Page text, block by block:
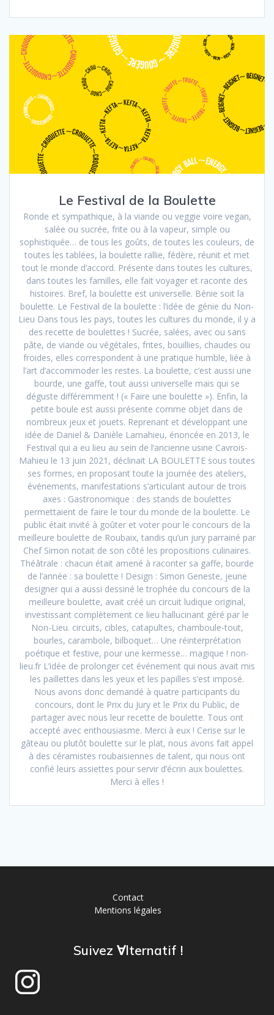
Le Festival de la Boulette
Ronde et sympathique, à la viande ou veggie voire vegan,
salée ou sucrée, frite ou à la vapeur, simple ou
sophistiquée… de tous les goûts, de toutes les couleurs, de
toutes les tablées, la boulette rallie, fédère, réunit et met
tout le monde d’accord. Présente dans toutes les cultures,
dans toutes les familles, elle fait voyager et raconte des
histoires. Bref, la boulette est universelle. Bénie soit la
boulette. Le Festival de la boulette : l’idée de génie du Non-
Lieu Dans tous les pays, toutes les cultures du monde, il y a
des recette de boulettes ! Sucrée, salées, avec ou sans
pâte, de viande ou végétales, frites, bouillies, chaudes ou
froides, elles correspondent à une pratique humble, liée à
l’art d’accommoder les restes. La boulette, c’est aussi une
bourde, une gaffe, tout aussi universelle mais qui se
déguste différemment ! (« Faire une boulette »). Enfin, la
petite boule est aussi présente comme objet dans de
nombreux jeux et jouets. Reprenant et développant une
idée de Daniel & Danièle Lamahieu, énoncée en 2013, le
Festival qui a eu lieu au sein de l’ancienne usine Cavrois-
Mahieu le 13 juin 2021, déclinait LA BOULETTE sous toutes
ses formes, en proposant toute la journée des ateliers,
événements, manifestations s’articulant autour de trois
axes : Gastronomique : des stands de boulettes
permettaient de faire le tour du monde de la boulette. Le
public était invité à goûter et voter pour le concours de la
meilleure boulette de Roubaix, tandis qu’un jury parrainé par
Chef Simon notait de son côté les propositions culinaires.
Théâtrale : chacun était amené à raconter sa gaffe, bourde
de l’année : sa boulette ! Design : Simon Geneste, jeune
designer qui a aussi dessiné le trophée du concours de la
meilleure boulette, avait créé un circuit ludique original,
investissant complètement ce lieu hallucinant géré par le
Non-Lieu. circuits, cibles, catapultes, chamboule-tout,
bourles, carambole, bilboquet… Une réinterprétation
poétique et festive, pour une kermesse… magique ! non-
lieu.fr L’idée de prolonger cet événement qui nous avait mis
les paillettes dans les yeux et les papilles s’est imposé.
Nous avons donc demandé à quatre participants du
concours, dont le Prix du Jury et le Prix du Public, de
partager avec nous leur recette de boulette. Tous ont
accepté avec enthousiasme. Merci à eux ! Cerise sur le
gâteau ou plutôt boulette sur le plat, nous avons fait appel
à des céramistes roubaisiennes de talent, qui nous ont
confié leurs assiettes pour servir d’écrin aux boulettes.
Merci à elles !
Contact
Mentions légales
Suivez ∀lternatif !